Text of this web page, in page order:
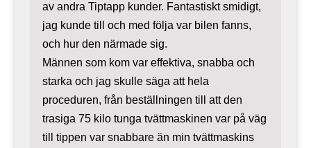
av andra Tiptapp kunder. Fantastiskt smidigt,
jag kunde till och med följa var bilen fanns,
och hur den närmade sig.
Männen som kom var effektiva, snabba och
starka och jag skulle säga att hela
proceduren, från beställningen till att den
trasiga 75 kilo tunga tvättmaskinen var på väg
till tippen var snabbare än min tvättmaskins